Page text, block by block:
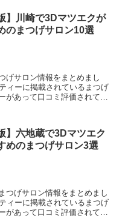
】川崎で3Dマツエクが
のまつげサロン10選
げサロン情報をまとめまし
ィーに掲載されているまつげ
があって口コミ評価されてい
】六地蔵で3Dマツエク
めのまつげサロン3選
つげサロン情報をまとめまし
ィーに掲載されているまつげ
があって口コミ評価されてい